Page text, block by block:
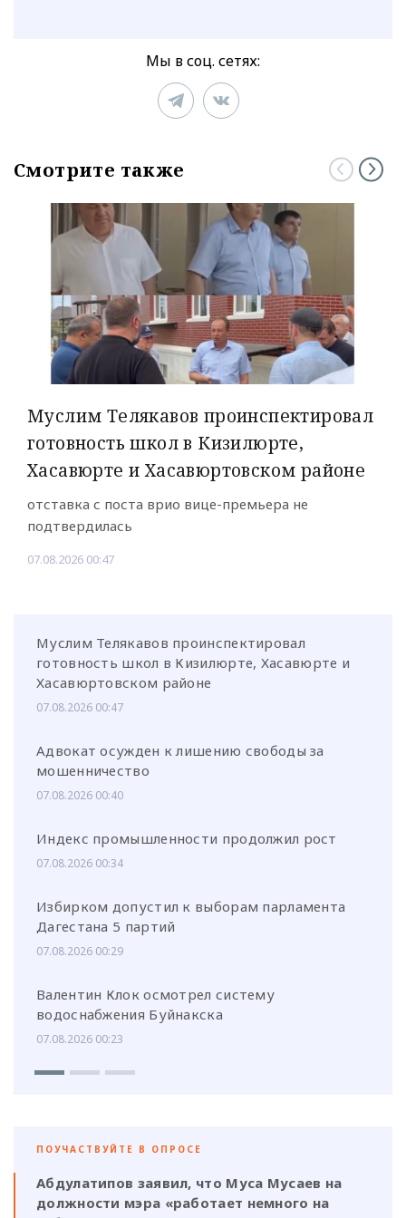
Мы в соц. сетях:
Смотрите также
Муслим Телякавов проинспектировал
готовность школ в Кизилюрте,
Хасавюрте и Хасавюртовском районе
отставка с поста врио вице-премьера не
подтвердилась
07.08.2026 00:47
Муслим Телякавов проинспектировал
готовность школ в Кизилюрте, Хасавюрте и
Хасавюртовском районе
07.08.2026 00:47
Адвокат осужден к лишению свободы за
мошенничество
07.08.2026 00:40
Индекс промышленности продолжил рост
07.08.2026 00:34
Избирком допустил к выборам парламента
Дагестана 5 партий
07.08.2026 00:29
Валентин Клок осмотрел систему
водоснабжения Буйнакска
07.08.2026 00:23
ПОУЧАСТВУЙТЕ В ОПРОСЕ
Абдулатипов заявил, что Муса Мусаев на
должности мэра «работает немного на